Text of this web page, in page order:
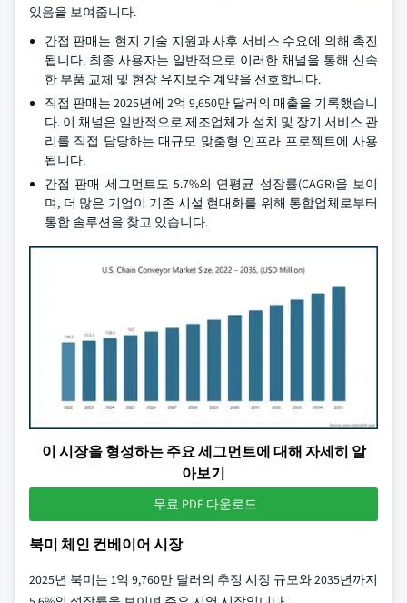
있음을 보여줍니다.
간접 판매는 현지 기술 지원과 사후 서비스 수요에 의해 촉진
됩니다. 최종 사용자는 일반적으로 이러한 채널을 통해 신속
한 부품 교체 및 현장 유지보수 계약을 선호합니다.
직접 판매는 2025년에 2억 9,650만 달러의 매출을 기록했습니
다. 이 채널은 일반적으로 제조업체가 설치 및 장기 서비스 관
리를 직접 담당하는 대규모 맞춤형 인프라 프로젝트에 사용
됩니다.
간접 판매 세그먼트도 5.7%의 연평균 성장률(CAGR)을 보이
며, 더 많은 기업이 기존 시설 현대화를 위해 통합업체로부터
통합 솔루션을 찾고 있습니다.
이 시장을 형성하는 주요 세그먼트에 대해 자세히 알
아보기
무료 PDF 다운로드
북미 체인 컨베이어 시장
2025년 북미는 1억 9,760만 달러의 추정 시장 규모와 2035년까지